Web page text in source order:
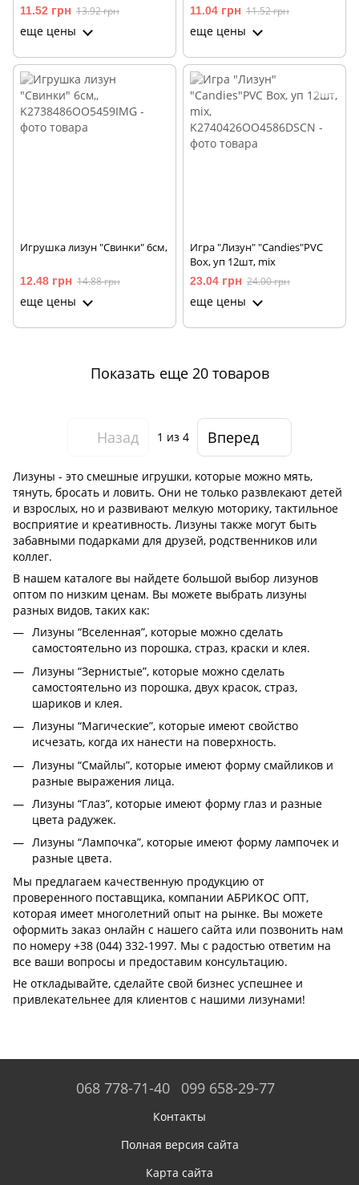
11.52 грн 13.92 грн
еще цены
11.04 грн 11.52 грн
еще цены
Игрушка лизун "Свинки" 6см,
12.48 грн 14.88 грн
еще цены
Игра "Лизун" "Candies"PVC
Box, уп 12шт, mix
23.04 грн 24.00 грн
еще цены
Показать еще 20 товаров
Назад 1 из 4 Вперед
Лизуны - это смешные игрушки, которые можно мять,
тянуть, бросать и ловить. Они не только развлекают детей
и взрослых, но и развивают мелкую моторику, тактильное
восприятие и креативность. Лизуны также могут быть
забавными подарками для друзей, родственников или
коллег.
В нашем каталоге вы найдете большой выбор лизунов
оптом по низким ценам. Вы можете выбрать лизуны
разных видов, таких как:
Лизуны “Вселенная”, которые можно сделать
самостоятельно из порошка, страз, краски и клея.
Лизуны “Зернистые”, которые можно сделать
самостоятельно из порошка, двух красок, страз,
шариков и клея.
Лизуны “Магические”, которые имеют свойство
исчезать, когда их нанести на поверхность.
Лизуны “Смайлы”, которые имеют форму смайликов и
разные выражения лица.
Лизуны “Глаз”, которые имеют форму глаз и разные
цвета радужек.
Лизуны “Лампочка”, которые имеют форму лампочек и
разные цвета.
Мы предлагаем качественную продукцию от
проверенного поставщика, компании АБРИКОС ОПТ,
которая имеет многолетний опыт на рынке. Вы можете
оформить заказ онлайн с нашего сайта или позвонить нам
по номеру +38 (044) 332-1997. Мы с радостью ответим на
все ваши вопросы и предоставим консультацию.
Не откладывайте, сделайте свой бизнес успешнее и
привлекательнее для клиентов с нашими лизунами!
068 778-71-40 099 658-29-77
Контакты
Полная версия сайта
Карта сайта